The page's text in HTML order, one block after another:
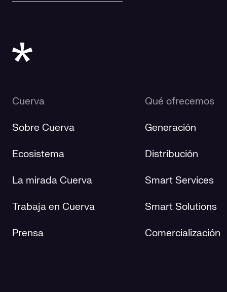
Cuerva
Sobre Cuerva
Ecosistema
La mirada Cuerva
Trabaja en Cuerva
Prensa
Qué ofrecemos
Generación
Distribución
Smart Services
Smart Solutions
Comercialización